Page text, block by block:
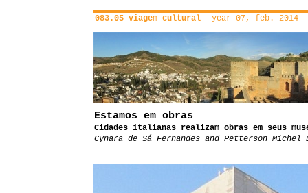
083.05 viagem cultural year 07, feb. 2014
Estamos em obras
Cidades italianas realizam obras em seus
Cynara de Sá Fernandes and Petterson Michel